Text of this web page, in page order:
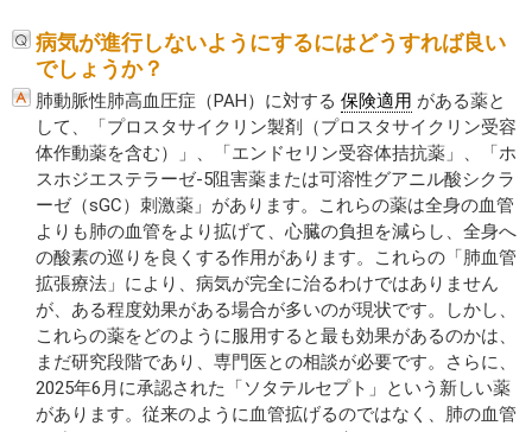
病気が進行しないようにするにはどうすれば良い
でしょうか？
肺動脈性肺高血圧症（PAH）に対する 保険適用 がある薬と
して、「プロスタサイクリン製剤（プロスタサイクリン受容
体作動薬を含む）」、「エンドセリン受容体拮抗薬」、「ホ
スホジエステラーゼ-5阻害薬または可溶性グアニル酸シクラ
ーゼ（sGC）刺激薬」があります。これらの薬は全身の血管
よりも肺の血管をより拡げて、心臓の負担を減らし、全身へ
の酸素の巡りを良くする作用があります。これらの「肺血管
拡張療法」により、病気が完全に治るわけではありません
が、ある程度効果がある場合が多いのが現状です。しかし、
これらの薬をどのように服用すると最も効果があるのかは、
まだ研究段階であり、専門医との相談が必要です。さらに、
2025年6月に承認された「ソタテルセプト」という新しい薬
があります。従来のように血管拡げるのではなく、肺の血管